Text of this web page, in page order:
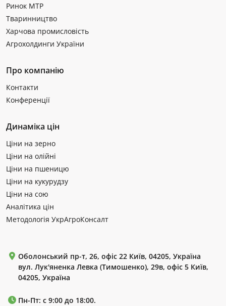
Ринок МТР
Тваринництво
Харчова промисловість
Агрохолдинги України
Про компанію
Контакти
Конференції
Динаміка цін
Ціни на зерно
Ціни на олійні
Ціни на пшеницю
Ціни на кукурудзу
Ціни на сою
Аналітика цін
Методологія УкрАгроКонсалт
Оболонський пр-т, 26, офіс 22 Київ, 04205, Україна
вул. Лук'яненка Левка (Тимошенко), 29в, офіс 5 Київ,
04205, Україна
Пн-Пт: с 9:00 до 18:00.